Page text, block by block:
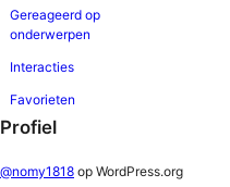
Gereageerd op
onderwerpen
Interacties
Favorieten
Profiel
@nomy1818 op WordPress.org